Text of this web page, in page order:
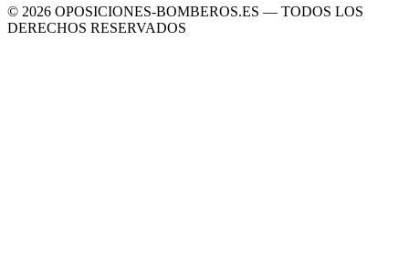
© 2026 OPOSICIONES-BOMBEROS.ES — TODOS LOS
DERECHOS RESERVADOS